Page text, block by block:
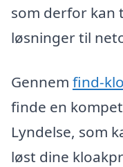
som derfor kan
løsninger til
Gennem find-
finde en
Lyndelse, som
løst dine